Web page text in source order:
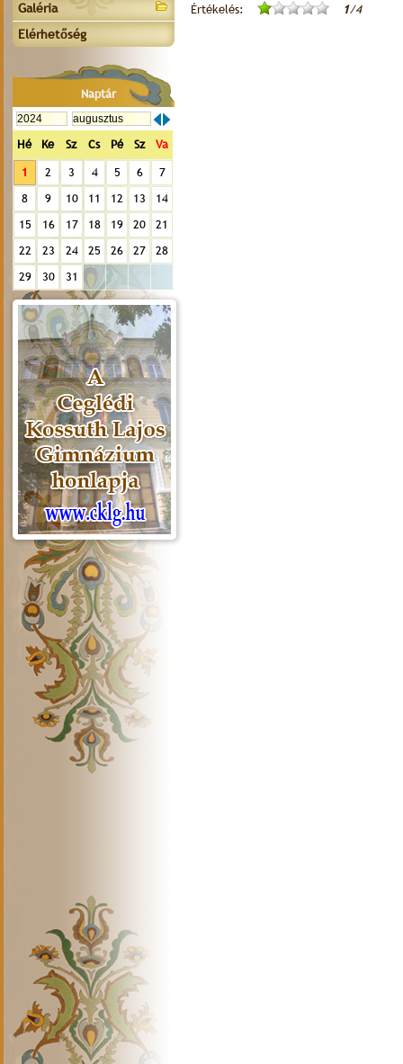
Galéria
Elérhetőség
Naptár
Hé Ke Sz Cs Pé Sz Va
1 2 3 4 5 6
7
8
9 10 11 12 13
14
15
16 17 18 19 20
21
22
23 24 25 26 27
28
29
30 31
Értékelés:
1/4